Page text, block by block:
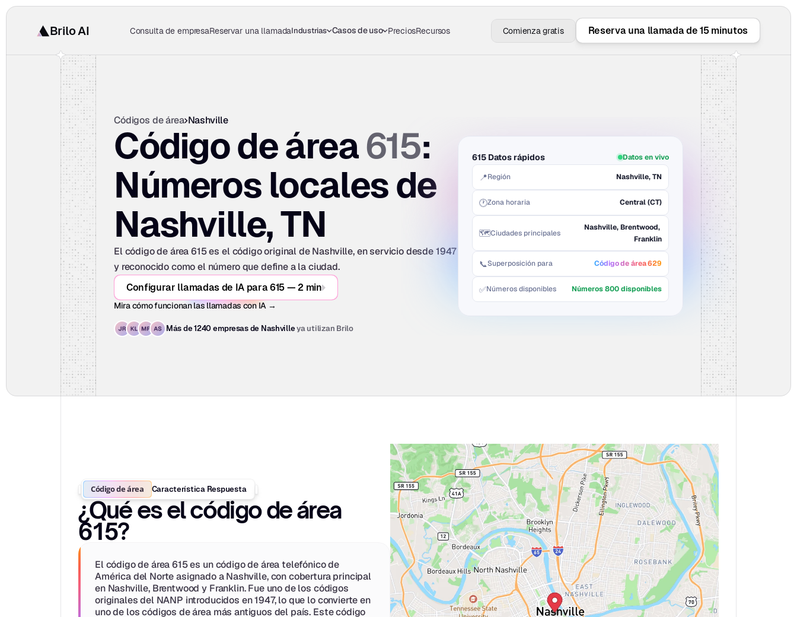
Brilo AI Consulta de empresaReservar una llamadaIndustrias Casos de uso PreciosRecursos Comienza gratis Reserva una llamada de 15 minutos
Códigos de área Nashville
Código de área 615:
Números locales de
Nashville, TN
El código de área 615 es el código original de Nashville, en servicio desde 1947
y reconocido como el número que define a la ciudad.
Configurar llamadas de IA para 615 — 2 min
Mira cómo funcionan las llamadas con IA →
Más de 1240 empresas de Nashvilleya utilizan Brilo
615 Datos rápidos Datos en vivo
📍Región Nashville, TN
🕐Zona horaria Central (CT)
🗺️Ciudades principales
Nashville, Brentwood,
Franklin
📞Superposición para Código de área 629
✅Números disponibles Números 800 disponibles
Código de área Característica Respuesta
¿Qué es el código de área
615?
El código de área 615 es un código de área telefónico de
América del Norte asignado a Nashville, con cobertura principal
en Nashville, Brentwood y Franklin. Fue uno de los códigos
originales del NANP introducidos en 1947, lo que lo convierte en
uno de los códigos de área más antiguos del país. Este código